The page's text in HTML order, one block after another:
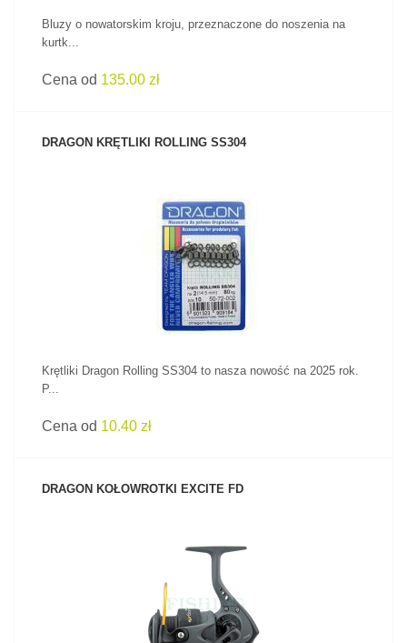
Bluzy o nowatorskim kroju, przeznaczone do noszenia na
kurtk...
Cena od 135.00 zł
DRAGON KRĘTLIKI ROLLING SS304
ZOBACZ PRODUKT
Krętliki Dragon Rolling SS304 to nasza nowość na 2025 rok.
P...
Cena od 10.40 zł
DRAGON KOŁOWROTKI EXCITE FD
ZOBACZ PRODUKT